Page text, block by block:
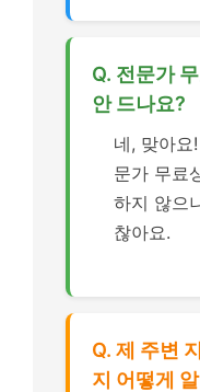
Q. 전문가
안 드나요?
네, 맞아요
문가 무료
하지 않으
찮아요.
Q. 제 주변
지 어떻게